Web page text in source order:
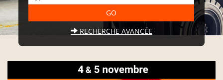
RECHERCHE AVANCÉE